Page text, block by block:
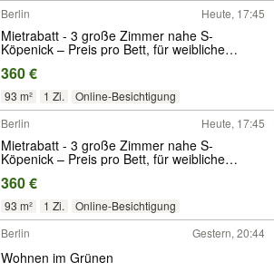
Berlin
Heute, 17:45
Mietrabatt - 3 große Zimmer nahe S-
Köpenick – Preis pro Bett, für weibliche
Mieterinnen vorgesehen
360 €
93 m² 1 Zi.
Online-Besichtigung
Berlin
Heute, 17:45
Mietrabatt - 3 große Zimmer nahe S-
Köpenick – Preis pro Bett, für weibliche
Mieterinnen vorgesehen
360 €
93 m² 1 Zi.
Online-Besichtigung
Berlin
Gestern, 20:44
Wohnen im Grünen